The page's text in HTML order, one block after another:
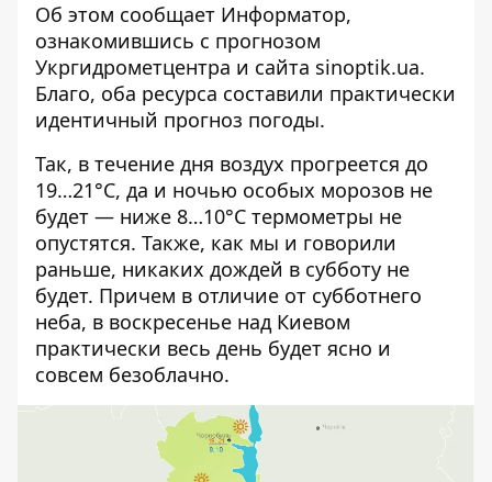
Об этом сообщает Информатор,
ознакомившись с прогнозом
Укргидрометцентра и сайта sinoptik.ua.
Благо, оба ресурса составили практически
идентичный прогноз погоды.
Так, в течение дня воздух прогреется до
19…21°C, да и ночью особых морозов не
будет — ниже 8…10°C термометры не
опустятся. Также, как мы и говорили
раньше, никаких дождей в субботу не
будет. Причем в отличие от субботнего
неба, в воскресенье над Киевом
практически весь день будет ясно и
совсем безоблачно.